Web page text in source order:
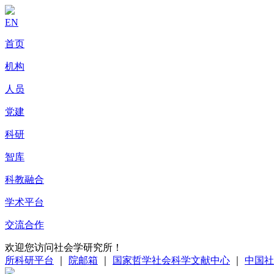
EN
首页
机构
人员
党建
科研
智库
科教融合
学术平台
交流合作
欢迎您访问社会学研究所！
所科研平台
院邮箱 国家哲学社会科学文献中心 中国